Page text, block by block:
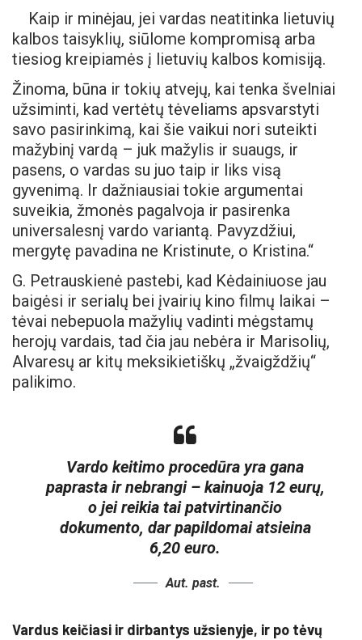
Kaip ir minėjau, jei vardas neatitinka lietuvių
kalbos taisyklių, siūlome kompromisą arba
tiesiog kreipiamės į lietuvių kalbos komisiją.
Žinoma, būna ir tokių atvejų, kai tenka švelniai
užsiminti, kad vertėtų tėveliams apsvarstyti
savo pasirinkimą, kai šie vaikui nori suteikti
mažybinį vardą – juk mažylis ir suaugs, ir
pasens, o vardas su juo taip ir liks visą
gyvenimą. Ir dažniausiai tokie argumentai
suveikia, žmonės pagalvoja ir pasirenka
universalesnį vardo variantą. Pavyzdžiui,
mergytę pavadina ne Kristinute, o Kristina.“
G. Petrauskienė pastebi, kad Kėdainiuose jau
baigėsi ir serialų bei įvairių kino filmų laikai –
tėvai nebepuola mažylių vadinti mėgstamų
herojų vardais, tad čia jau nebėra ir Marisolių,
Alvaresų ar kitų meksikietiškų „žvaigždžių“
palikimo.
Vardo keitimo procedūra yra gana
paprasta ir nebrangi – kainuoja 12 eurų,
o jei reikia tai patvirtinančio
dokumento, dar papildomai atsieina
6,20 euro.
Aut. past.
Vardus keičiasi ir dirbantys užsienyje, ir po tėvų